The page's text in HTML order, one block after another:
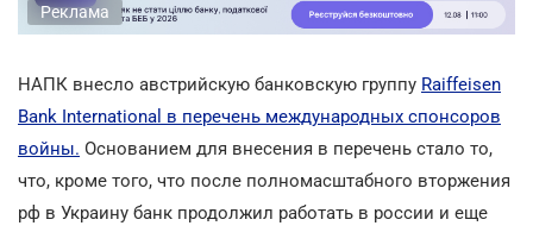
Реклама
НАПК внесло австрийскую банковскую группу Raiffeisen
Bank International в перечень международных спонсоров
войны. Основанием для внесения в перечень стало то,
что, кроме того, что после полномасштабного вторжения
рф в Украину банк продолжил работать в россии и еще